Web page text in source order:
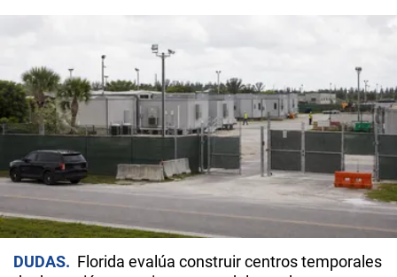
DUDAS
Florida evalúa construir centros temporales